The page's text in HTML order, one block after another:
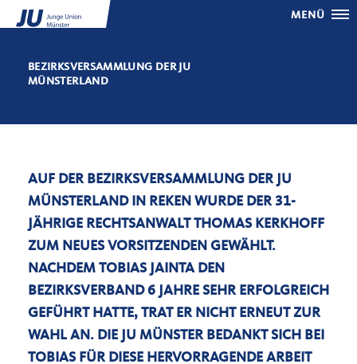
MENÜ
BEZIRKSVERSAMMLUNG DER JU
MÜNSTERLAND
AUF DER BEZIRKSVERSAMMLUNG DER JU
MÜNSTERLAND IN REKEN WURDE DER 31-
JÄHRIGE RECHTSANWALT THOMAS KERKHOFF
ZUM NEUES VORSITZENDEN GEWÄHLT.
NACHDEM TOBIAS JAINTA DEN
BEZIRKSVERBAND 6 JAHRE SEHR ERFOLGREICH
GEFÜHRT HATTE, TRAT ER NICHT ERNEUT ZUR
WAHL AN. DIE JU MÜNSTER BEDANKT SICH BEI
TOBIAS FÜR DIESE HERVORRAGENDE ARBEIT